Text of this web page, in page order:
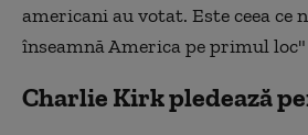
americani au votat. Este ceea ce
înseamnă America pe primul loc"
Charlie Kirk pledează